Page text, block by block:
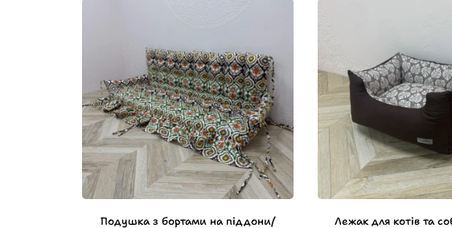
Подушка з бортами на піддони/
Лежак для котів та